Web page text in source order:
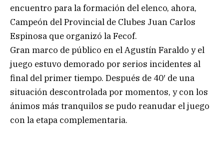
encuentro para la formación del elenco, ahora,
Campeón del Provincial de Clubes Juan Carlos
Espinosa que organizó la Fecof.
Gran marco de público en el Agustín Faraldo y el
juego estuvo demorado por serios incidentes al
final del primer tiempo. Después de 40′ de una
situación descontrolada por momentos, y con los
ánimos más tranquilos se pudo reanudar el juego
con la etapa complementaria.